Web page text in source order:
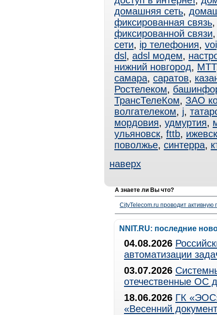
домашняя сеть,
фиксированная связь
фиксированной связи
сети, ip телефония,
dsl , adsl модем,
нижний новгород, МТТ
самара, саратов,
Ростелеком,
ТрансТелеКом, ЗАО
волгателеком, j,
мордовия, удмуртия,
ульяновск, fttb, ижевск
поволжье, синтерра,
наверх
А знаете ли Вы что?
CityTelecom.ru проводит активную
NNIT.RU: последние
04.08.2026
автоматизации
03.07.2026
отечественные ОС
18.06.2026 ГК
«Весенний